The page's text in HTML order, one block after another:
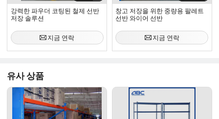
강력한 파우더 코팅된 철제 선반
저장 솔루션
지금 연락
창고 저장을 위한 중량용 팔레트
선반 와이어 선반
지금 연락
유사 상품